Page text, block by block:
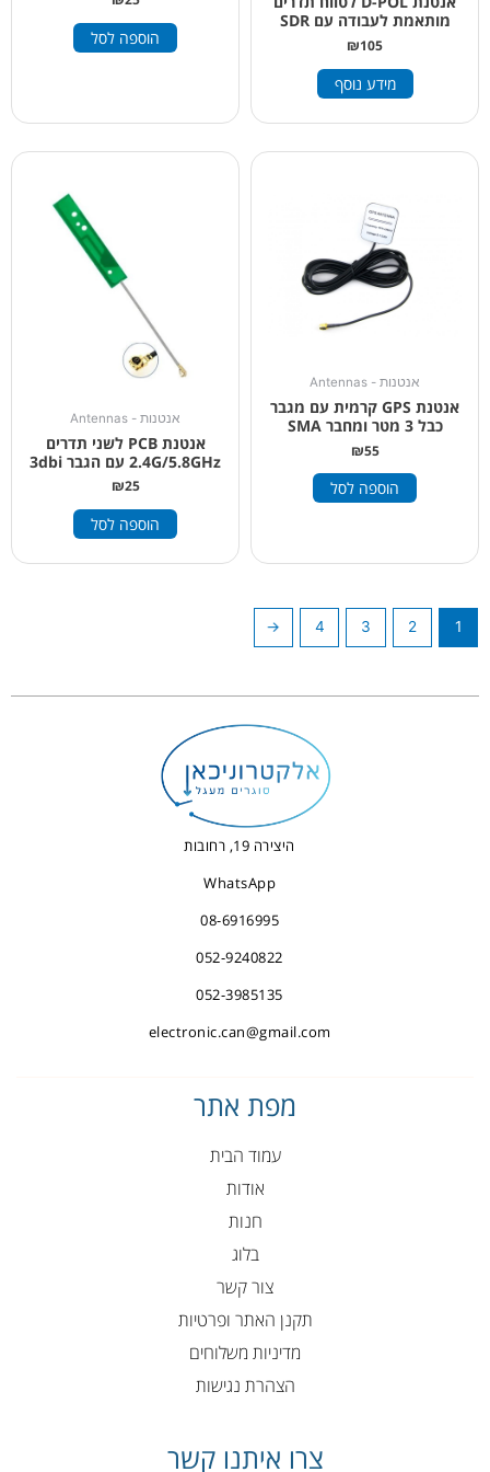
מותאמת לעבודה עם SDR
₪105
מידע נוסף
הוספה לסל
אנטנות - Antennas
אנטנת GPS קרמית עם מגבר
כבל 3 מטר ומחבר SMA
₪55
הוספה לסל
אנטנות - Antennas
אנטנת PCB לשני תדרים
2.4G/5.8GHz עם הגבר 3dbi
₪25
הוספה לסל
1
2
3
4
←
היצירה 19, רחובות
WhatsApp
08-6916995
052-9240822
052-3985135
electronic.can@gmail.com
מפת אתר
עמוד הבית
אודות
חנות
בלוג
צור קשר
תקנן האתר ופרטיות
מדיניות משלוחים
הצהרת נגישות
צרו איתנו קשר